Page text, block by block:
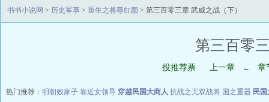
书书小说网 > 历史军事 > 重生之将尊红颜 > 第三百零三章 武威之战（下）
第三百零
投推荐票 上一章 ← 章
热门推荐： 明朝败家子 靠近女领导 穿越民国大商人 抗战之无双战将 国之重器 民